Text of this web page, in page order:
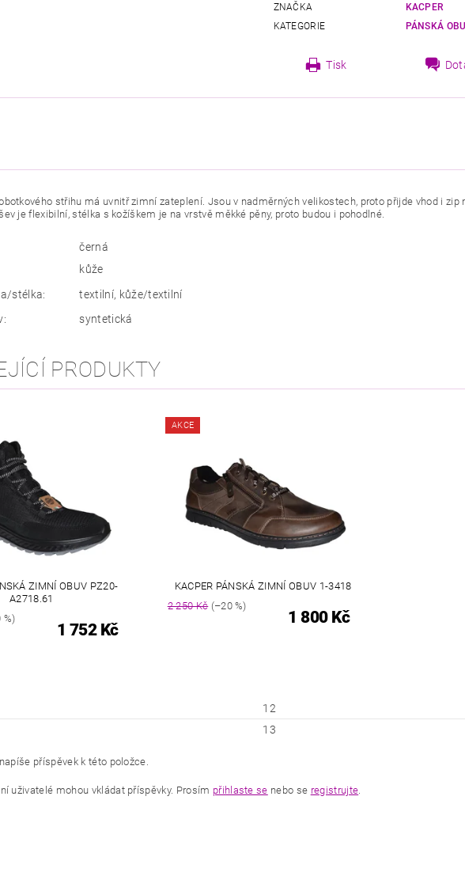
ZNAČKA
KACPER
KATEGORIE
PÁNSKÁ
Tisk
střihu má uvnitř zimní zateplení. Jsou v nadměrných velikostech, proto přijde vhod i zip
je flexibilní, stélka s kožíškem je na vrstvě měkké pěny, proto budou i pohodlné.
černá
kůže
stélka:
textilní, kůže/textilní
syntetická
PRODUKTY
ZIMNÍ OBUV PZ20-
A2718.61
1 752 Kč
AKCE
KACPER PÁNSKÁ ZIMNÍ OBUV 1-3418
2 250 Kč(–20 %)
1 800 Kč
12
13
příspěvek k této položce.
uživatelé mohou vkládat příspěvky. Prosím přihlaste se nebo se registrujte